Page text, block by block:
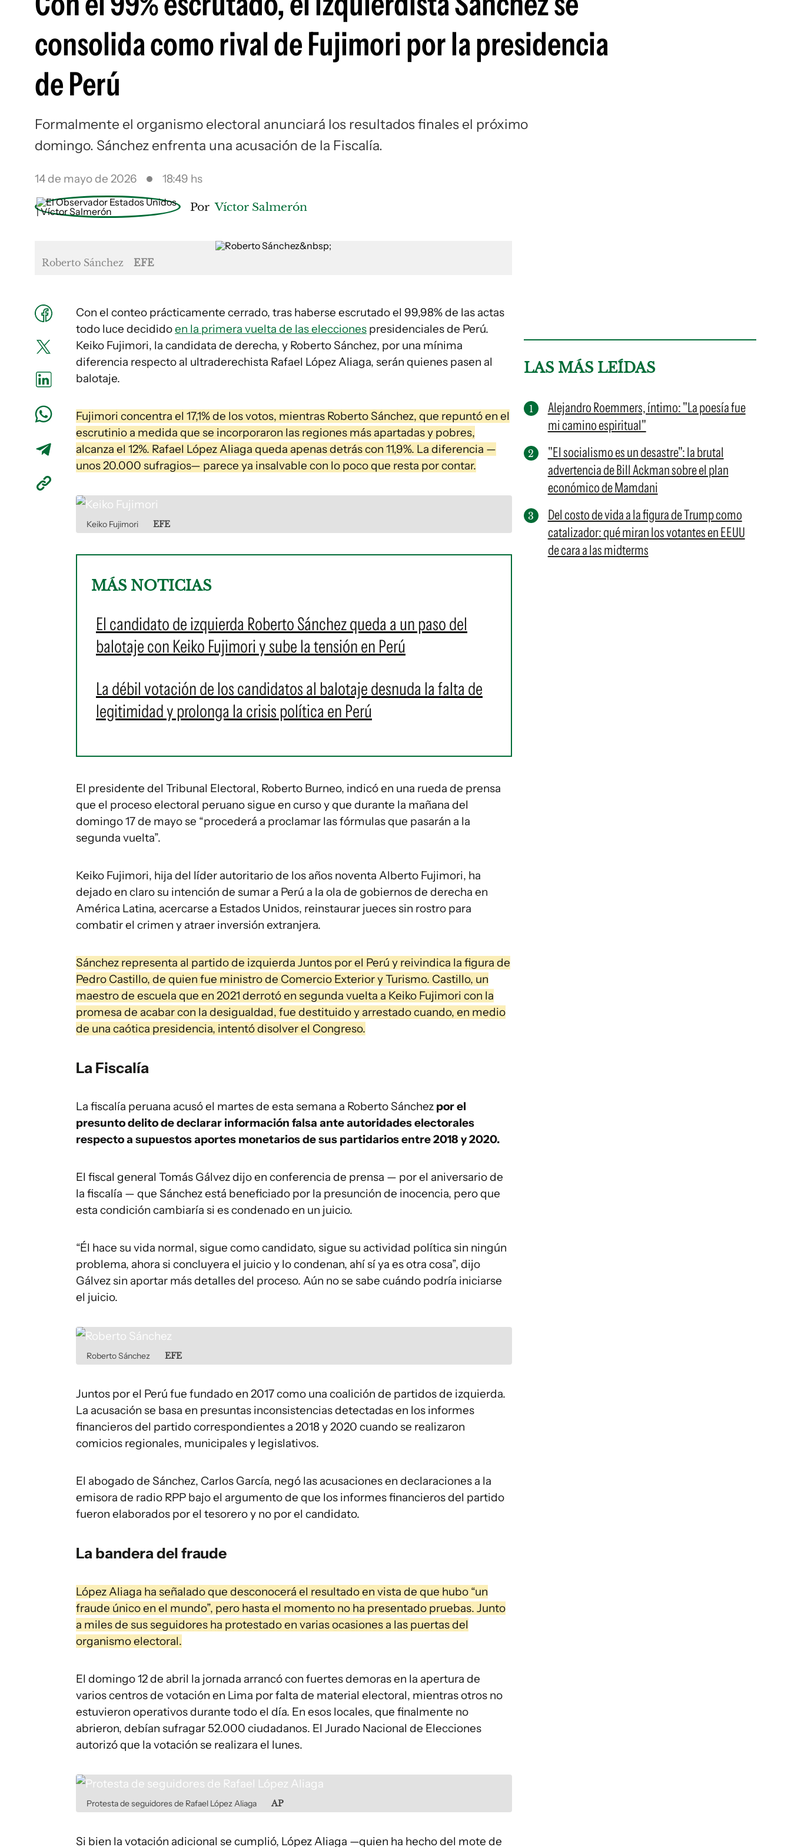
Siguenos en:
consolida como rival de Fujimori por la presidencia
de Perú
Formalmente el organismo electoral anunciará los resultados finales el próximo
domingo. Sánchez enfrenta una acusación de la Fiscalía.
14 de mayo de 2026 18:49 hs
Por Víctor Salmerón
Roberto Sánchez EFE
Con el conteo prácticamente cerrado, tras haberse escrutado el 99,98% de las actas
todo luce decididoen la primera vuelta de las elecciones presidenciales de Perú.
Keiko Fujimori, la candidata de derecha, y Roberto Sánchez, por una mínima
diferencia respecto al ultraderechista Rafael López Aliaga, serán quienes pasen al
balotaje.
Fujimori concentra el 17,1% de los votos, mientras Roberto Sánchez, que repuntó en el
escrutinio a medida que se incorporaron las regiones más apartadas y pobres,
alcanza el 12%. Rafael López Aliaga queda apenas detrás con 11,9%. La diferencia —
unos 20.000 sufragios— parece ya insalvable con lo poco que resta por contar.
Keiko Fujimori EFE
MÁS NOTICIAS
El candidato de izquierda Roberto Sánchez queda a un paso del
balotaje con Keiko Fujimori y sube la tensión en Perú
La débil votación de los candidatos al balotaje desnuda la falta de
legitimidad y prolonga la crisis política en Perú
El presidente del Tribunal Electoral, Roberto Burneo, indicó en una rueda de prensa
que el proceso electoral peruano sigue en curso y que durante la mañana del
domingo 17 de mayo se “procederá a proclamar las fórmulas que pasarán a la
segunda vuelta”.
Keiko Fujimori, hija del líder autoritario de los años noventa Alberto Fujimori, ha
dejado en claro su intención de sumar a Perú a la ola de gobiernos de derecha en
América Latina, acercarse a Estados Unidos, reinstaurar jueces sin rostro para
combatir el crimen y atraer inversión extranjera.
Sánchez representa al partido de izquierda Juntos por el Perú y reivindica la figura de
Pedro Castillo, de quien fue ministro de Comercio Exterior y Turismo. Castillo, un
maestro de escuela que en 2021 derrotó en segunda vuelta a Keiko Fujimori con la
promesa de acabar con la desigualdad, fue destituido y arrestado cuando, en medio
de una caótica presidencia, intentó disolver el Congreso.
La Fiscalía
La fiscalía peruana acusó el martes de esta semana a Roberto Sánchez por el
presunto delito de declarar información falsa ante autoridades electorales
respecto a supuestos aportes monetarios de sus partidarios entre 2018 y 2020.
El fiscal general Tomás Gálvez dijo en conferencia de prensa — por el aniversario de
la fiscalía — que Sánchez está beneficiado por la presunción de inocencia, pero que
esta condición cambiaría si es condenado en un juicio.
“Él hace su vida normal, sigue como candidato, sigue su actividad política sin ningún
problema, ahora si concluyera el juicio y lo condenan, ahí sí ya es otra cosa”, dijo
Gálvez sin aportar más detalles del proceso. Aún no se sabe cuándo podría iniciarse
el juicio.
Roberto Sánchez EFE
Juntos por el Perú fue fundado en 2017 como una coalición de partidos de izquierda.
La acusación se basa en presuntas inconsistencias detectadas en los informes
financieros del partido correspondientes a 2018 y 2020 cuando se realizaron
comicios regionales, municipales y legislativos.
El abogado de Sánchez, Carlos García, negó las acusaciones en declaraciones a la
emisora de radio RPP bajo el argumento de que los informes financieros del partido
fueron elaborados por el tesorero y no por el candidato.
La bandera del fraude
López Aliaga ha señalado que desconocerá el resultado en vista de que hubo “un
fraude único en el mundo”, pero hasta el momento no ha presentado pruebas. Junto
a miles de sus seguidores ha protestado en varias ocasiones a las puertas del
organismo electoral.
El domingo 12 de abril la jornada arrancó con fuertes demoras en la apertura de
varios centros de votación en Lima por falta de material electoral, mientras otros no
estuvieron operativos durante todo el día. En esos locales, que finalmente no
abrieron, debían sufragar 52.000 ciudadanos. El Jurado Nacional de Elecciones
autorizó que la votación se realizara el lunes.
Protesta de seguidores de Rafael López Aliaga AP
Si bien la votación adicional se cumplió, López Aliaga —quien ha hecho del mote de
LAS MÁS LEÍDAS
Alejandro Roemmers, íntimo: "La poesía fue
mi camino espiritual"
"El socialismo es un desastre": la brutal
advertencia de Bill Ackman sobre el plan
económico de Mamdani
Del costo de vida a la figura de Trump como
catalizador: qué miran los votantes en EEUU
de cara a las midterms